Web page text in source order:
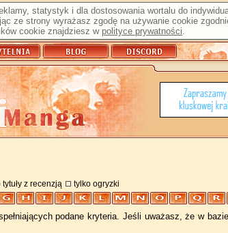
statystyk i dla dostosowania wortalu do
ze strony wyrażasz zgodę na używanie cookie
cookie znajdziesz w polityce prywatności.
tytuły z recenzją tylko ogryzki
podane kryteria. Jeśli uważasz, że w